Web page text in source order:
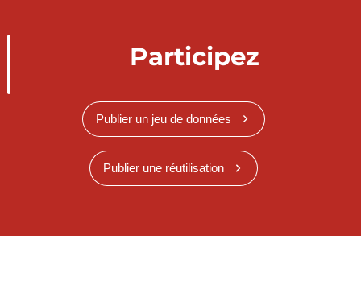
Participez
Publier un jeu de données
Publier une réutilisation